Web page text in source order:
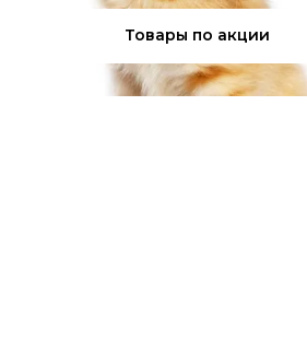
Товары по акции